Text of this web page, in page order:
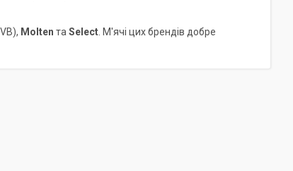
Molten та Select . М'ячі цих брендів добре